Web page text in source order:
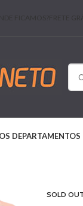
DEPARTAMENTOS
SOLD OUT